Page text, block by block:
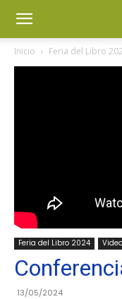
Inicio Feria del Libro
Feria del Libro 2024
13/05/2024